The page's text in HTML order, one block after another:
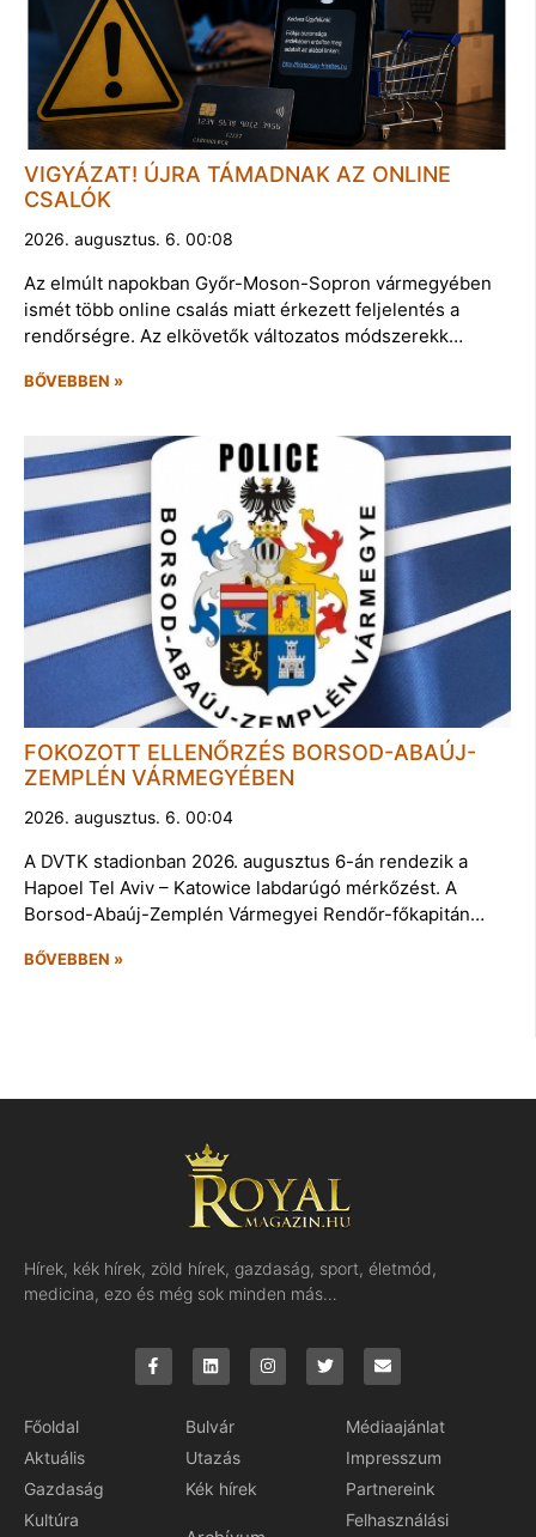
VIGYÁZAT! ÚJRA TÁMADNAK AZ ONLINE
CSALÓK
2026. augusztus. 6. 00:08
Az elmúlt napokban Győr-Moson-Sopron vármegyében
ismét több online csalás miatt érkezett feljelentés a
rendőrségre. Az elkövetők változatos módszerekk…
BŐVEBBEN »
FOKOZOTT ELLENŐRZÉS BORSOD-ABAÚJ-
ZEMPLÉN VÁRMEGYÉBEN
2026. augusztus. 6. 00:04
A DVTK stadionban 2026. augusztus 6-án rendezik a
Hapoel Tel Aviv – Katowice labdarúgó mérkőzést. A
Borsod-Abaúj-Zemplén Vármegyei Rendőr-főkapitán…
BŐVEBBEN »
Hírek, kék hírek, zöld hírek, gazdaság, sport, életmód,
medicina, ezo és még sok minden más…
Főoldal
Aktuális
Gazdaság
Kultúra
Bulvár
Utazás
Kék hírek
Médiaajánlat
Impresszum
Partnereink
Felhasználási